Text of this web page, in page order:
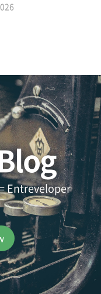
Entreveloper